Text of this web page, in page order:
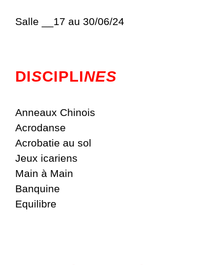
Salle __17 au 30/06/24
DISCIPLINES
Anneaux Chinois
Acrodanse
Acrobatie au sol
Jeux icariens
Main à Main
Banquine
Equilibre